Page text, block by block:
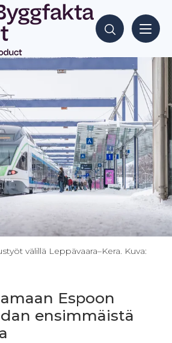
Hae sisältöjä
välillä Leppävaara–Kera. Kuva:
Espoon
ensimmäistä